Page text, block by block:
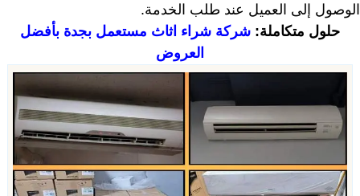
الوصول إلى العميل عند طلب الخدمة.
حلول متكاملة: شركة شراء اثاث مستعمل بجدة بأفضل
العروض